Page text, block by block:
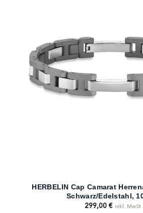
HERBELIN Cap Camarat
Schwarz/Edelstahl,
299,00 € inkl. MwSt